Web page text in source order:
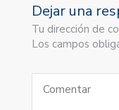
Dejar una
Tu dirección de
Los campos